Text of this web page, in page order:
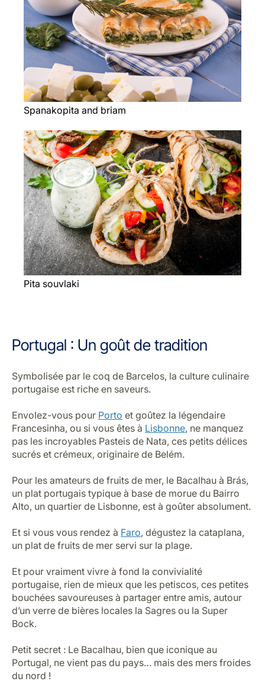
Spanakopita and briam
Pita souvlaki
Portugal : Un goût de tradition
Symbolisée par le coq de Barcelos, la culture culinaire
portugaise est riche en saveurs.
Envolez-vous pour Porto et goûtez la légendaire
Francesinha, ou si vous êtes à Lisbonne, ne manquez
pas les incroyables Pasteis de Nata, ces petits délices
sucrés et crémeux, originaire de Belém.
Pour les amateurs de fruits de mer, le Bacalhau à Brás,
un plat portugais typique à base de morue du Bairro
Alto, un quartier de Lisbonne, est à goûter absolument.
Et si vous vous rendez à Faro, dégustez la cataplana,
un plat de fruits de mer servi sur la plage.
Et pour vraiment vivre à fond la convivialité
portugaise, rien de mieux que les petiscos, ces petites
bouchées savoureuses à partager entre amis, autour
d’un verre de bières locales la Sagres ou la Super
Bock.
Petit secret : Le Bacalhau, bien que iconique au
Portugal, ne vient pas du pays… mais des mers froides
du nord !